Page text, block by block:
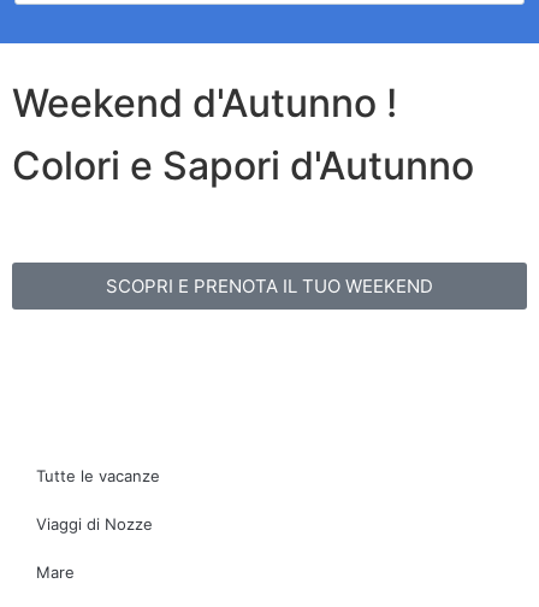
Weekend d'Autunno !
Colori e Sapori d'Autunno
SCOPRI E PRENOTA IL TUO WEEKEND
Tutte le vacanze
Viaggi di Nozze
Mare